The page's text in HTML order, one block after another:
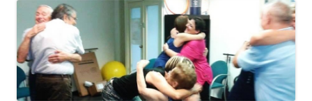
content